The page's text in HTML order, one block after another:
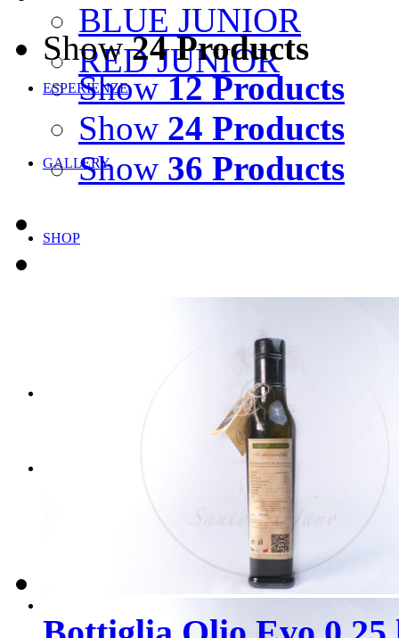
BLUE JUNIOR
RED JUNIOR
ESPERIENZE
GALLERY
SHOP
Scegli il tuo BOX
Scegli i tuoi
Show24 Products
Show12 Products
Show 24 Products
Show 36 Products